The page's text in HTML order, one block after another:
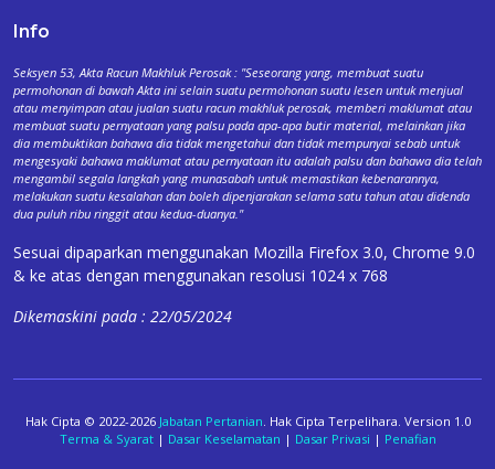
Info
Seksyen 53, Akta Racun Makhluk Perosak : "Seseorang yang, membuat suatu
permohonan di bawah Akta ini selain suatu permohonan suatu lesen untuk menjual
atau menyimpan atau jualan suatu racun makhluk perosak, memberi maklumat atau
membuat suatu pernyataan yang palsu pada apa-apa butir material, melainkan jika
dia membuktikan bahawa dia tidak mengetahui dan tidak mempunyai sebab untuk
mengesyaki bahawa maklumat atau pernyataan itu adalah palsu dan bahawa dia telah
mengambil segala langkah yang munasabah untuk memastikan kebenarannya,
melakukan suatu kesalahan dan boleh dipenjarakan selama satu tahun atau didenda
dua puluh ribu ringgit atau kedua-duanya."
Sesuai dipaparkan menggunakan Mozilla Firefox 3.0, Chrome 9.0
& ke atas dengan menggunakan resolusi 1024 x 768
Dikemaskini pada : 22/05/2024
Hak Cipta © 2022-2026 Jabatan Pertanian. Hak Cipta Terpelihara. Version 1.0
Terma & Syarat| Dasar Keselamatan | Dasar Privasi | Penafian